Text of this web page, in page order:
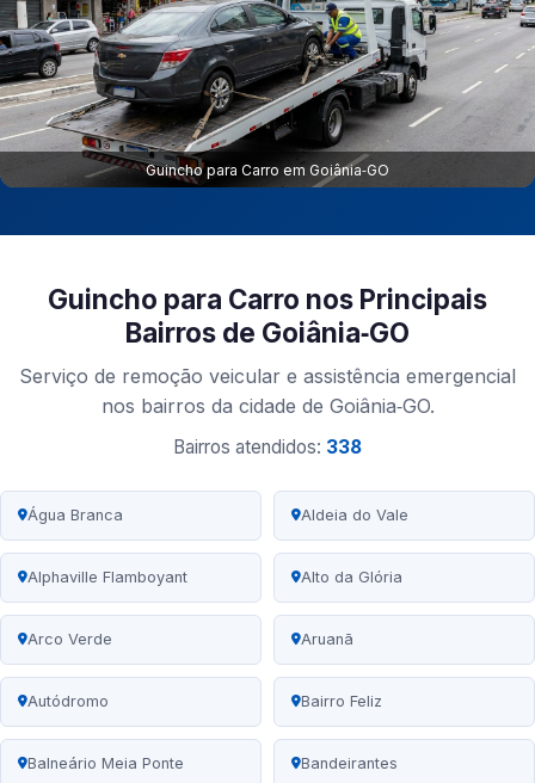
Guincho para Carro em Goiânia‑GO
Guincho para Carro nos Principais
Bairros de Goiânia‑GO
Serviço de remoção veicular e assistência emergencial
nos bairros da cidade de Goiânia‑GO.
Bairros atendidos: 338
Água Branca Aldeia do Vale
Alphaville Flamboyant Alto da Glória
Arco Verde Aruanã
Autódromo Bairro Feliz
Balneário Meia Ponte Bandeirantes